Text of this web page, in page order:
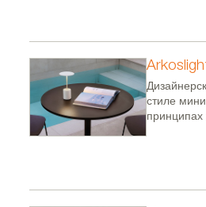
стиле
принципах